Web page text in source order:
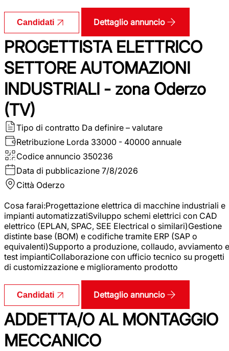
Candidati Dettaglio annuncio
PROGETTISTA ELETTRICO
SETTORE AUTOMAZIONI
INDUSTRIALI - zona Oderzo
(TV)
Tipo di contratto Da definire – valutare
Retribuzione Lorda 33000 - 40000 annuale
Codice annuncio 350236
Data di pubblicazione 7/8/2026
Città Oderzo
Cosa farai:Progettazione elettrica di macchine industriali e
impianti automatizzatiSviluppo schemi elettrici con CAD
elettrico (EPLAN, SPAC, SEE Electrical o similari)Gestione
distinte base (BOM) e codifiche tramite ERP (SAP o
equivalenti)Supporto a produzione, collaudo, avviamento e
test impiantiCollaborazione con ufficio tecnico su progetti
di customizzazione e miglioramento prodotto
Candidati Dettaglio annuncio
ADDETTA/O AL MONTAGGIO
MECCANICO